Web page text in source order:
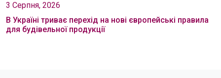
3 Серпня, 2026
В Україні триває перехід на нові європейські правила
для будівельної продукції